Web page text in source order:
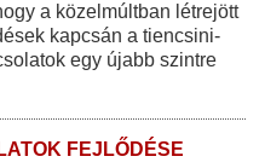
a közelmúltban létrejött
kapcsán a tiencsini-
egy újabb szintre
FEJLŐDÉSE